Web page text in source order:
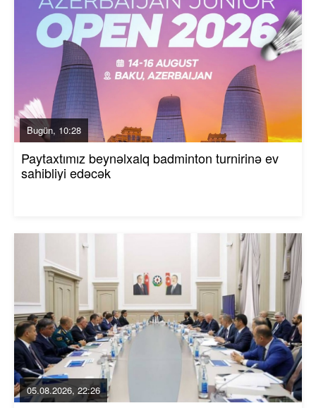
Bugün, 10:28
Paytaxtımız beynəlxalq badminton turnirinə ev
sahibliyi edəcək
05.08.2026, 22:26